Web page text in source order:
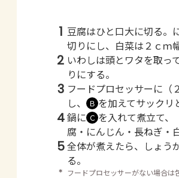
1 豆腐はひと口大に切る。
切りにし、白菜は２ｃｍ
2 いわしは頭とワタを取っ
りにする。
3 フードプロセッサーに（
し、
Ｂ を加えてサックリ
4鍋に Ｃ を入れて煮立て
腐・にんじん・長ねぎ・
5全体が煮えたら、しょう
る。
＊ フードプロセッサーがない場合は